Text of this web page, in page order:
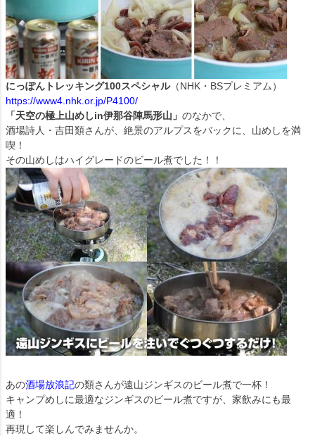
にっぽんトレッキング100スペシャル（NHK・BSプレミアム）
https://www4.nhk.or.jp/P4100/
「天空の極上山めしin伊那谷陣馬形山」 のなかで、
酒場詩人・吉田類さんが、絶景のアルプスをバックに、山めしを満
喫！
その山めしはハイグレードのビール煮でした！！
あの酒場放浪記の類さんが遠山ジンギスのビール煮で一杯！
キャンプめしに最適なジンギスのビール煮ですが、家飲みにも最
適！
再現して楽しんでみませんか。